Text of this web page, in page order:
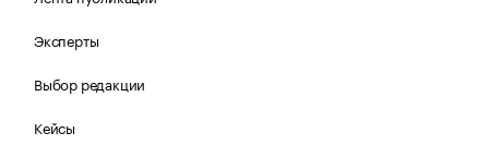
Эксперты
Выбор редакции
Кейсы